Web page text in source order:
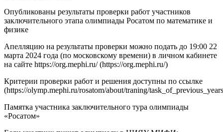
Опубликованы результаты проверки работ участников
заключительного этапа олимпиады Росатом по математике и
физике
Апелляцию на результаты проверки можно подать до 19:00 22
марта 2024 года (по московскому времени) в личном кабинете
на сайте https://org.mephi.ru/ (https://org.mephi.ru/)
Критерии проверки работ и решения доступны по ссылке
(https://olymp.mephi.ru/rosatom/about/traning/
Памятка участника заключительного тура олимпиады
«Росатом»